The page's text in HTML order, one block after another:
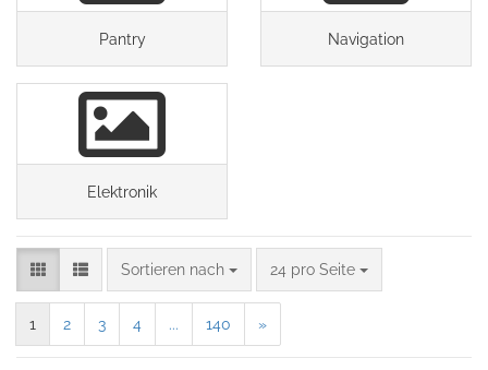
Pantry Navigation
Elektronik
Sortieren nach 24 pro Seite
1 2 3 4 ... 140 »